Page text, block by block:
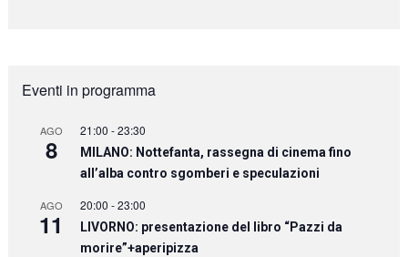
Eventi in programma
AGO
8
21:00 -23:30
MILANO: Nottefanta, rassegna di cinema fino
all’alba contro sgomberi e speculazioni
AGO
11
20:00 -23:00
LIVORNO: presentazione del libro “Pazzi da
morire”+aperipizza